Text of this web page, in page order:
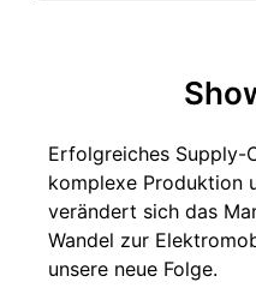
Erfolgreiches Supply-
komplexe Produktion
verändert sich das
Wandel zur
unsere neue Folge.